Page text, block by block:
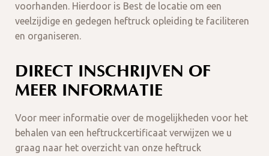
voorhanden. Hierdoor is Best de locatie om een
veelzijdige en gedegen heftruck opleiding te faciliteren
en organiseren.
DIRECT INSCHRIJVEN OF
MEER INFORMATIE
Voor meer informatie over de mogelijkheden voor het
behalen van een heftruckcertificaat verwijzen we u
graag naar het overzicht van onze heftruck